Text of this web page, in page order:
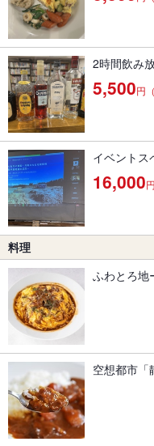
2時間飲み
5,500円
イベントス
16,000
料理
ふわとろ地
空想都市